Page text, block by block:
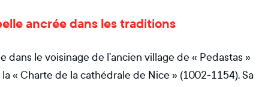
ancrée dans les traditions
dans le voisinage de l’ancien village de « Pedastas »
« Charte de la cathédrale de Nice » (1002-1154). Sa